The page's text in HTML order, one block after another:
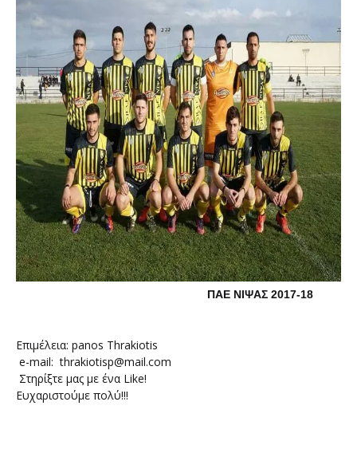
ΠΑΕ ΝΙΨΑΣ 2017-18
Επιμέλεια: panos Thrakiotis
e-mail: thrakiotisp@mail.com
Στηρίξτε μας με ένα Like!
Ευχαριστούμε πολύ!!!